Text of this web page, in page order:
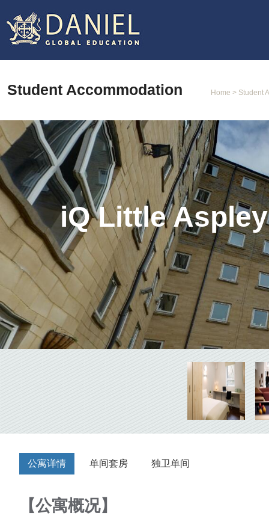
Student Accommodation Home > Student
iQ Little
公寓详情 单间套房 独卫单间
【公寓概况】